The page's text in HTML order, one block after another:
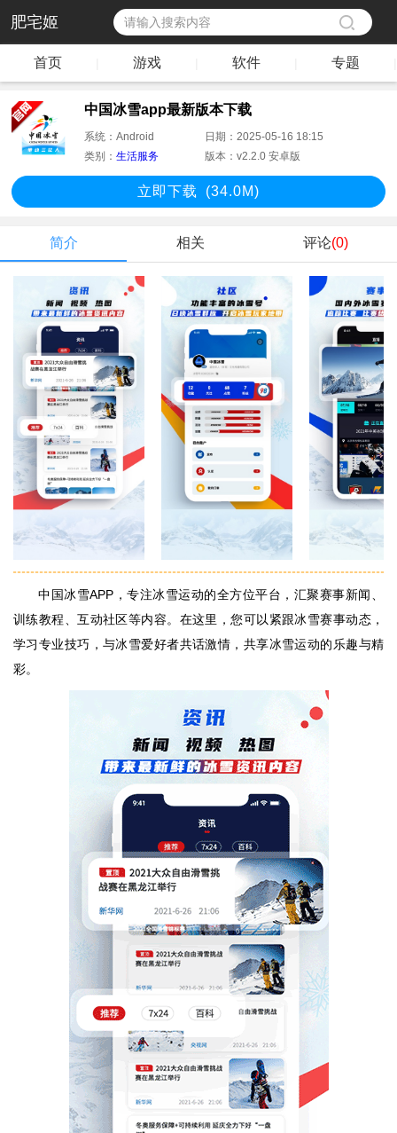
肥宅姬
首页 游戏 软件 专题
中国冰雪app最新版本下载
系统：Android 日期：2025-05-16 18:15
类别：生活服务 版本：v2.2.0 安卓版
立即下载 (34.0M)
简介 相关 评论(0)
中国冰雪APP，专注冰雪运动的全方位平台，汇聚赛事新闻、
训练教程、互动社区等内容。在这里，您可以紧跟冰雪赛事动态，
学习专业技巧，与冰雪爱好者共话激情，共享冰雪运动的乐趣与精
彩。